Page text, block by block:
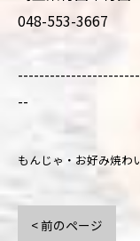
048-553-3667
--
もんじゃ・お好み焼わ
< 前のページ